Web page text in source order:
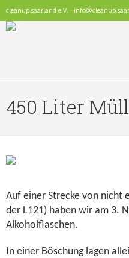
cleanup.saarland e.V. ·
450 Liter
Auf einer Strecke von nicht
der L121) haben wir am 3.
Alkoholflaschen.
In einer Böschung lagen